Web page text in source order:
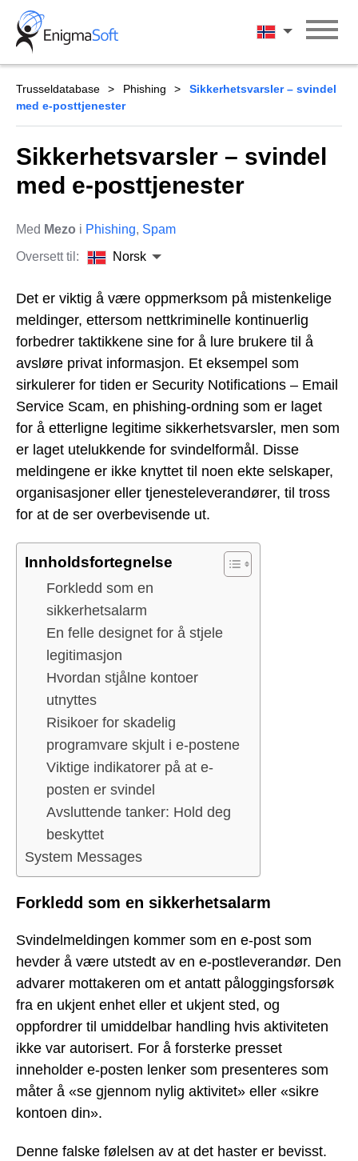
Skip
content
Norsk
Trusseldatabase Phishing
Sikkerhetsvarsler – svindel
med e-posttjenester
Sikkerhetsvarsler – svindel
med e-posttjenester
Med Mezo i Phishing, Spam
Oversett til:
Norsk
Det er viktig å være oppmerksom på mistenkelige
meldinger, ettersom nettkriminelle kontinuerlig
forbedrer taktikkene sine for å lure brukere til å
avsløre privat informasjon. Et eksempel som
sirkulerer for tiden er Security Notifications – Email
Service Scam, en phishing-ordning som er laget
for å etterligne legitime sikkerhetsvarsler, men som
er laget utelukkende for svindelformål. Disse
meldingene er ikke knyttet til noen ekte selskaper,
organisasjoner eller tjenesteleverandører, til tross
for at de ser overbevisende ut.
Innholdsfortegnelse
Forkledd som en
sikkerhetsalarm
En felle designet for å stjele
legitimasjon
Hvordan stjålne kontoer
utnyttes
Risikoer for skadelig
programvare skjult i e-postene
Viktige indikatorer på at e-
posten er svindel
Avsluttende tanker: Hold deg
beskyttet
System Messages
Forkledd som en sikkerhetsalarm
Svindelmeldingen kommer som en e-post som
hevder å være utstedt av en e-postleverandør. Den
advarer mottakeren om et antatt påloggingsforsøk
fra en ukjent enhet eller et ukjent sted, og
oppfordrer til umiddelbar handling hvis aktiviteten
ikke var autorisert. For å forsterke presset
inneholder e-posten lenker som presenteres som
måter å «se gjennom nylig aktivitet» eller «sikre
kontoen din».
Denne falske følelsen av at det haster er bevisst.